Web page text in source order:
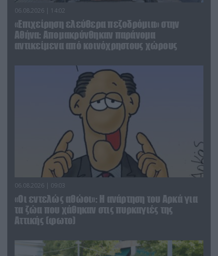
06.08.2026 | 14:02
«Επιχείρηση ελεύθερα πεζοδρόμια» στην
Αθήνα: Απομακρύνθηκαν παράνομα
αντικείμενα από κοινόχρηστους χώρους
06.08.2026 | 09:03
«Οι εντελώς αθώοι»: Η ανάρτηση του Αρκά για
τα ζώα που χάθηκαν στις πυρκαγιές της
Αττικής (φωτο)